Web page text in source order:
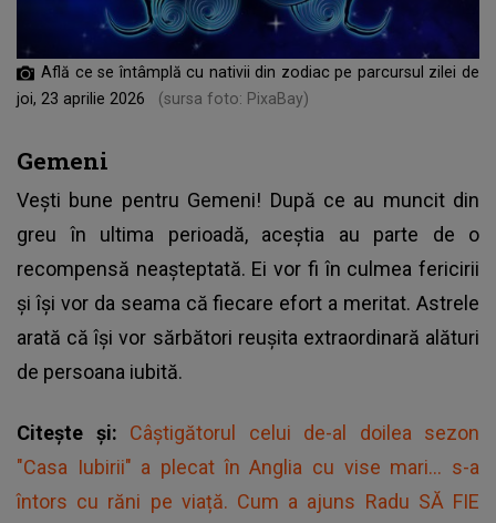
Află ce se întâmplă cu nativii din zodiac pe parcursul zilei de
joi, 23 aprilie 2026
(sursa foto: PixaBay)
Gemeni
Vești bune pentru Gemeni! După ce au muncit din
greu în ultima perioadă, aceștia au parte de o
recompensă neașteptată. Ei vor fi în culmea fericirii
și își vor da seama că fiecare efort a meritat. Astrele
arată că își vor sărbători reușita extraordinară alături
de persoana iubită.
Citește și: Câștigătorul celui de-al doilea sezon
"Casa Iubirii" a plecat în Anglia cu vise mari... s-a
întors cu răni pe viață. Cum a ajuns Radu SĂ FIE